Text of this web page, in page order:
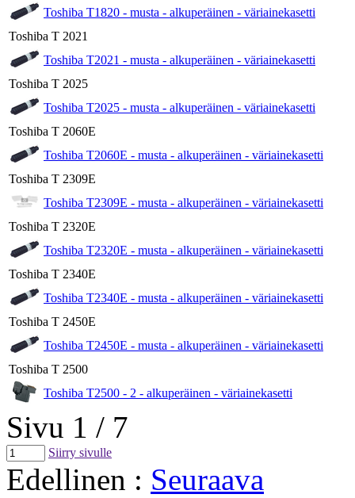
Toshiba T1820 - musta - alkuperäinen - väriainekasetti
Toshiba T 2021
Toshiba T2021 - musta - alkuperäinen - väriainekasetti
Toshiba T 2025
Toshiba T2025 - musta - alkuperäinen - väriainekasetti
Toshiba T 2060E
Toshiba T2060E - musta - alkuperäinen - väriainekasetti
Toshiba T 2309E
Toshiba T2309E - musta - alkuperäinen - väriainekasetti
Toshiba T 2320E
Toshiba T2320E - musta - alkuperäinen - väriainekasetti
Toshiba T 2340E
Toshiba T2340E - musta - alkuperäinen - väriainekasetti
Toshiba T 2450E
Toshiba T2450E - musta - alkuperäinen - väriainekasetti
Toshiba T 2500
Toshiba T2500 - 2 - alkuperäinen - väriainekasetti
Sivu 1 / 7
Siirry sivulle
Edellinen : Seuraava